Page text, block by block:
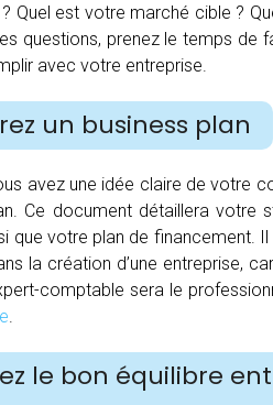
Quel est votre marché cible ?
questions, prenez le temps de
avec votre entreprise.
un business plan
avez une idée claire de votre
Ce document détaillera
que votre plan de financement.
la création d’une entreprise,
comptable sera le
le bon équilibre